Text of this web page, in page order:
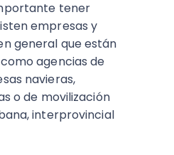
tener
empresas y
general que están
agencias de
navieras,
o de movilización
interprovincial